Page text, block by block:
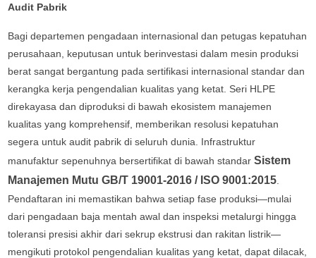
Audit Pabrik
Bagi departemen pengadaan internasional dan petugas kepatuhan
perusahaan, keputusan untuk berinvestasi dalam mesin produksi
berat sangat bergantung pada sertifikasi internasional standar dan
kerangka kerja pengendalian kualitas yang ketat. Seri HLPE
direkayasa dan diproduksi di bawah ekosistem manajemen
kualitas yang komprehensif, memberikan resolusi kepatuhan
segera untuk audit pabrik di seluruh dunia. Infrastruktur
manufaktur sepenuhnya bersertifikat di bawah standarSistem
Manajemen Mutu GB/T 19001-2016 / ISO 9001:2015
Pendaftaran ini memastikan bahwa setiap fase produksi—mulai
dari pengadaan baja mentah awal dan inspeksi metalurgi hingga
toleransi presisi akhir dari sekrup ekstrusi dan rakitan listrik—
mengikuti protokol pengendalian kualitas yang ketat, dapat dilacak,